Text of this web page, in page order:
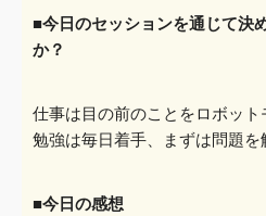
■今日のセッションを通じて決
か？
仕事は目の前のことをロボット
勉強は毎日着手、まずは問題を
■今日の感想